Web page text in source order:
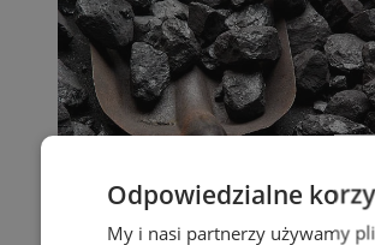
Odpowiedzialne
My i nasi partnerzy używamy